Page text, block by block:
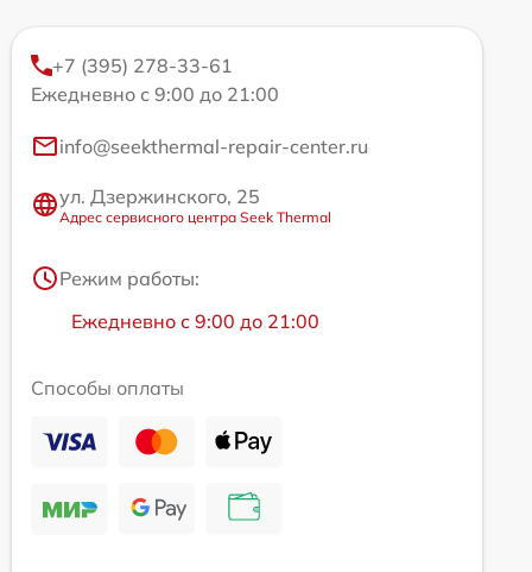
+7 (395) 278-33-61
Ежедневно с 9:00 до 21:00
info@seekthermal-repair-center.ru
ул. Дзержинского, 25
Адрес сервисного центра Seek Thermal
Режим работы:
Ежедневно с 9:00 до 21:00
Способы оплаты